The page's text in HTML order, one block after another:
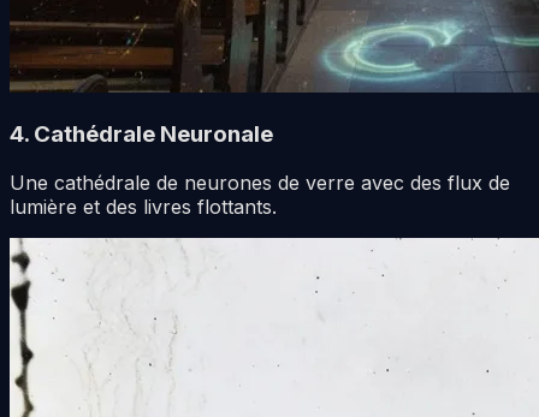
4. Cathédrale Neuronale
Une cathédrale de neurones de verre avec des flux de
lumière et des livres flottants.